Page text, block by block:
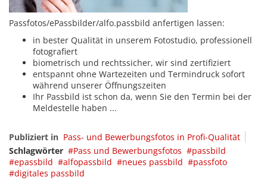
Passfotos/ePassbilder/alfo.passbild anfertigen lassen:
in bester Qualität in unserem Fotostudio, professionell
fotografiert
biometrisch und rechtssicher, wir sind zertifiziert
entspannt ohne Wartezeiten und Termindruck sofort
während unserer Öffnungszeiten
Ihr Passbild ist schon da, wenn Sie den Termin bei der
Meldestelle haben ...
Publiziert in Pass- und Bewerbungsfotos in Profi-Qualität
Schlagwörter
Pass und Bewerbungsfotos
passbild
epassbild
alfopassbild neues passbild
passfoto
digitales passbild